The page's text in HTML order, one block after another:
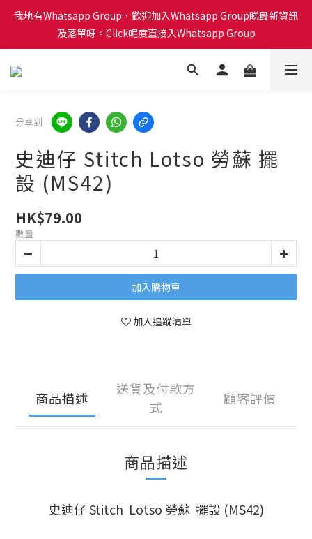
會員積分計劃已啟動！每買 $1蚊可以得1分換禮品喔！Click呢度睇
下有咩換購！🎁🎄
我地有Whatsapp Group，歡迎加入Whatsapp Group睇最新資訊
及落單呀。Click呢度直接入Whatsapp Group
會員積分計劃已啟動！每買 $1蚊可以得1分換禮品喔！Click呢度睇
分享到
史迪仔 Stitch Lotso 勞蘇 擺
設 (MS42)
HK$79.00
數量
加入購物車
加入追蹤清單
商品描述
送貨及付款方
式
顧客評價
商品描述
史迪仔 Stitch Lotso 勞蘇 擺設 (MS42)